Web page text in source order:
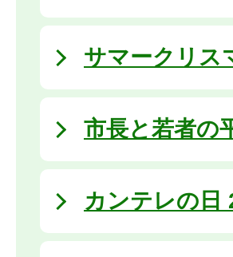
サマークリス
市長と若者の
カンテレの日